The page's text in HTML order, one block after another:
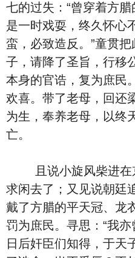
七的过失：“曾穿着方
是一时戏耍，终久怀心
蛮，必致造反。”童贯
子，请降了圣旨，行移
本身的官诰，复为庶民
欢喜。带了老母，回还
为生，奉养老母，以终
亡。
且说小旋风柴进在京
求闲去了；又见说朝廷
戴了方腊的平天冠、龙
罚为庶民。寻思：“我
日后奸臣们知得，于天